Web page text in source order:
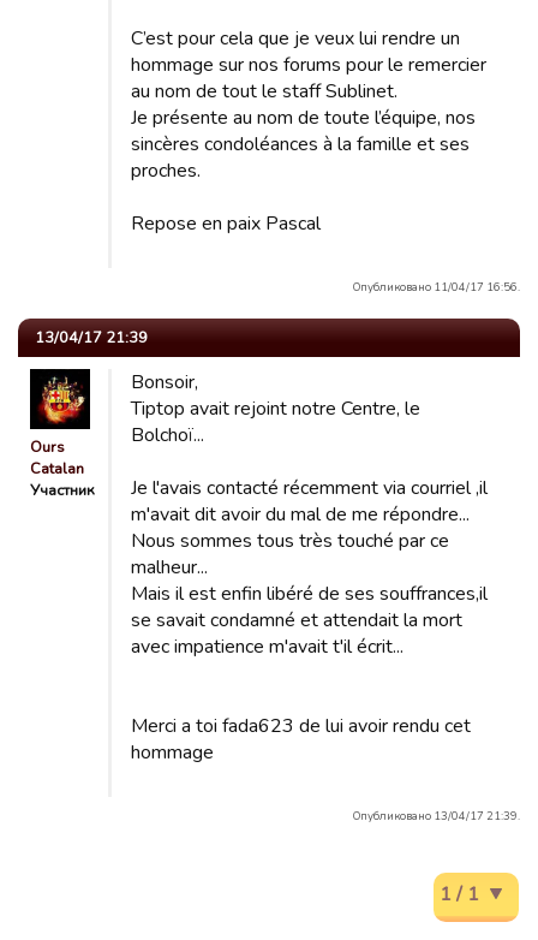
C’est pour cela que je veux lui rendre un
hommage sur nos forums pour le remercier
au nom de tout le staff Sublinet.
Je présente au nom de toute l’équipe, nos
sincères condoléances à la famille et ses
proches.
Repose en paix Pascal
Опубликовано 11/04/17 16:56.
13/04/17 21:39
Ours
Catalan
Участник
Bonsoir,
Tiptop avait rejoint notre Centre, le
Bolchoï...
Je l'avais contacté récemment via courriel ,il
m'avait dit avoir du mal de me répondre...
Nous sommes tous très touché par ce
malheur...
Mais il est enfin libéré de ses souffrances,il
se savait condamné et attendait la mort
avec impatience m'avait t'il écrit...
Merci a toi fada623 de lui avoir rendu cet
hommage
Опубликовано 13/04/17 21:39.
1 / 1